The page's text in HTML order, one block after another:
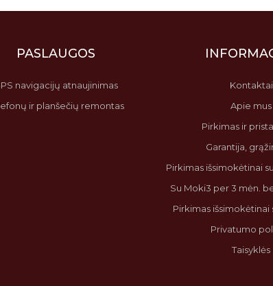
PASLAUGOS
navigacijų atnaujinimas
ir planšečių remontas
Kontaktai
Apie mus
Pirkimas ir
Garantija,
Pirkimas išsimokėtinai
Su Moki3 per 3 mėn.
Pirkimas išsimokėtinai
Privatumo
Taisyklės